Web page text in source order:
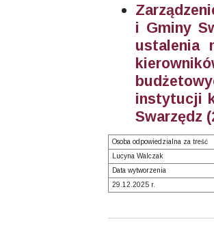
i Gminy
ustalenia
instytucji
Swarzędz
Osoba odpowiedzialna za treść
Lucyna Walczak
Data wytworzenia
29.12.2025 r.